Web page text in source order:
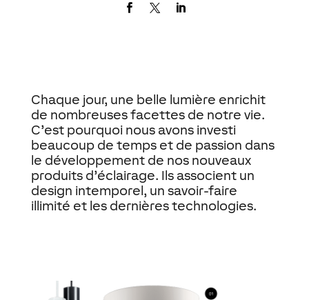
Chaque jour, une belle lumière enrichit
de nombreuses facettes de notre vie.
C’est pourquoi nous avons investi
beaucoup de temps et de passion dans
le développement de nos nouveaux
produits d’éclairage. Ils associent un
design intemporel, un savoir-faire
illimité et les dernières technologies.